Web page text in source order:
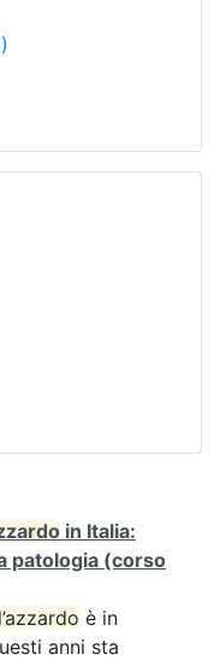
in Italia:
patologia (corso
è in
anni sta